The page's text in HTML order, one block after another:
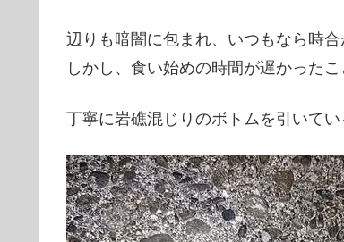
辺りも暗闇に包まれ、いつもなら時合
しかし、食い始めの時間が遅かった
丁寧に岩礁混じりのボトムを引いてい